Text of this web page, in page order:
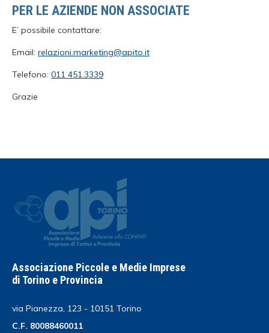
PER LE AZIENDE NON ASSOCIATE
E’ possibile contattare:
Email: relazioni.marketing@apito.it
Telefono: 011 451.3339
Grazie
Associazione Piccole e Medie Imprese
di Torino e Provincia
via Pianezza, 123 - 10151 Torino
C.F. 80088460011